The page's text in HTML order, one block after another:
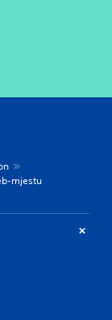
mjestu